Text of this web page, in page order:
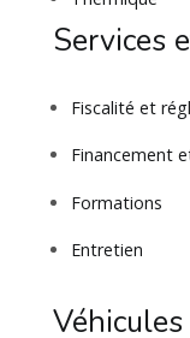
Services
Fiscalité et
Financement
Formations
Entretien